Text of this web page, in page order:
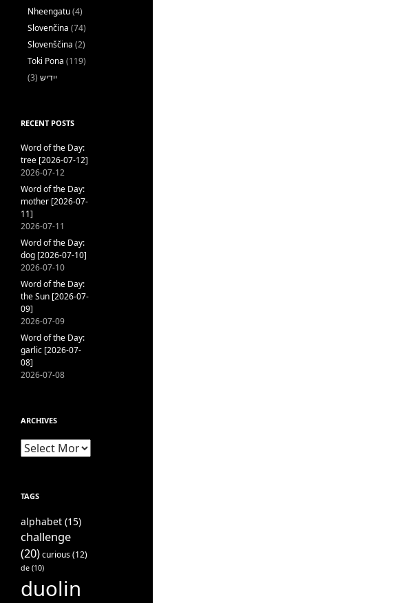
Nheengatu(4)
Slovenčina (74)
Slovenščina (2)
Toki Pona (119)
ייִדיש (3)
RECENT POSTS
Word of the Day:
tree [2026-07-12]
2026-07-12
Word of the Day:
mother [2026-07-
11]
2026-07-11
Word of the Day:
dog [2026-07-10]
2026-07-10
Word of the Day:
the Sun [2026-07-
09]
2026-07-09
Word of the Day:
garlic [2026-07-
08]
2026-07-08
ARCHIVES
Archives
TAGS
alphabet (15)
challenge
(20)curious(12)
de (10)
duolin